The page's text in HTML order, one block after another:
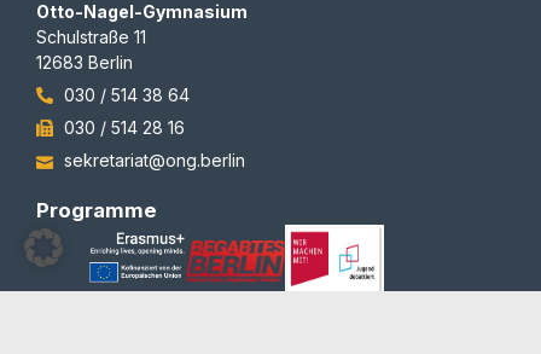
Otto-Nagel-Gymnasium
Schulstraße 11
12683 Berlin
030 / 514 38 64
030 / 514 28 16
sekretariat@ong.berlin
Programme